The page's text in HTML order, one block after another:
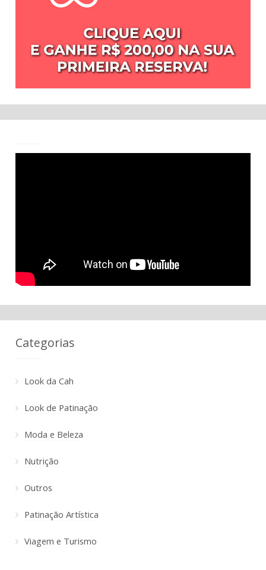
Categorias
Look da Cah
Look de Patinação
Moda e Beleza
Nutrição
Outros
Patinação Artística
Viagem e Turismo